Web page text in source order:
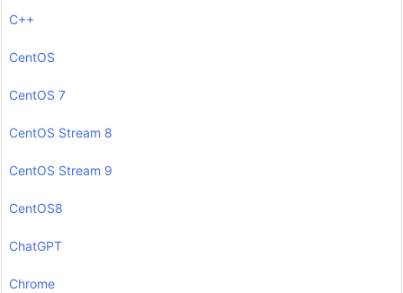
C++
CentOS
CentOS 7
CentOS Stream 8
CentOS Stream 9
CentOS8
ChatGPT
Chrome